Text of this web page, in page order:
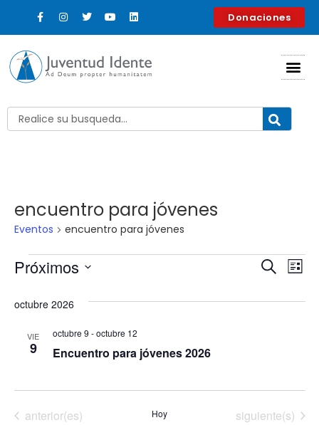
Donaciones
encuentro para jóvenes
Eventos encuentro para jóvenes
de
de
Buscar
Lista
Próximos
fecha.
octubre 2026
VIE
9 Encuentro para jóvenes 2026
octubre 9 -octubre 12
Eventos
anterior(es) Hoy Eventos
siguiente(s)